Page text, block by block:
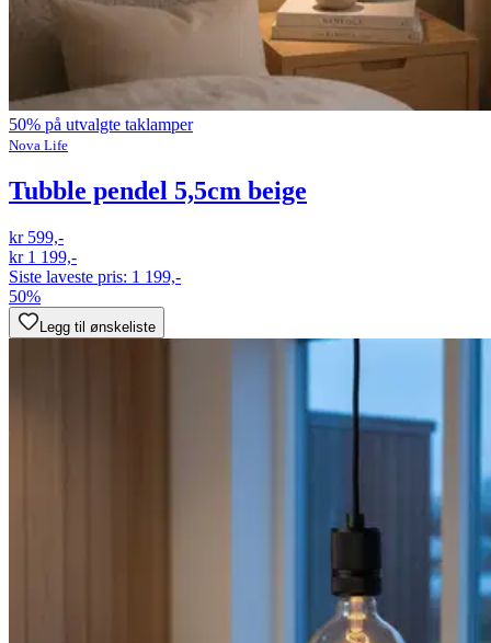
50% på utvalgte taklamper
Nova Life
Tubble pendel 5,5cm beige
kr 599,-
kr 1 199,-
Siste laveste pris: 1 199,-
50%
Legg til ønskeliste